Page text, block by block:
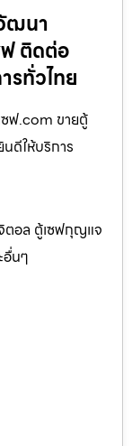
ฒนา
ฟ ติดต่อ
รทั่วไทย
ซฟ.com ขายตู้
ดีให้บริการ
ตอล ตู้เซฟกุญแจ
อื่นๆ